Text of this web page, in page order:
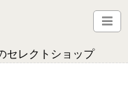
セレクトショップ